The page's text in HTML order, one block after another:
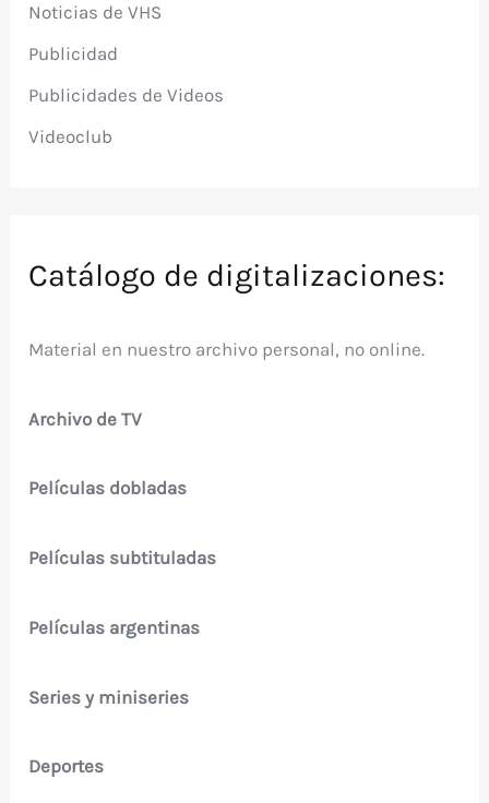
Noticias de VHS
Publicidad
Publicidades de Videos
Videoclub
Catálogo de digitalizaciones:
Material en nuestro archivo personal, no online.
Archivo de TV
Películas dobladas
Películas subtituladas
Películas argentinas
Series y miniseries
Deportes